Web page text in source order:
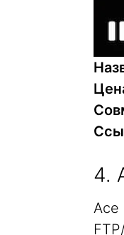
4.
Ace